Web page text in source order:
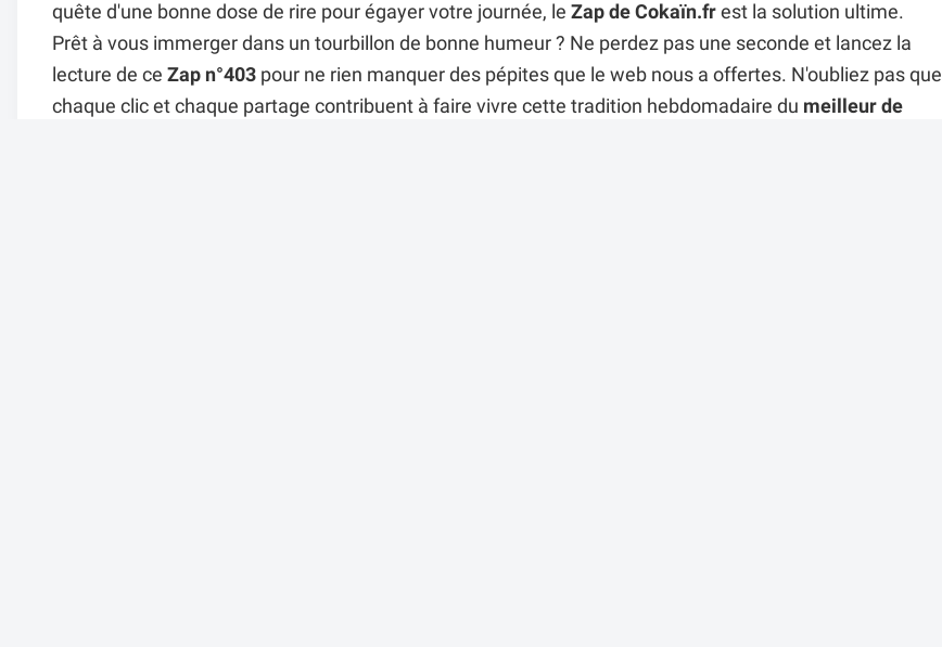
quête d'une bonne dose de rire pour égayer votre journée, le Zap de Cokaïn.fr est la solution ultime.
Prêt à vous immerger dans un tourbillon de bonne humeur ? Ne perdez pas une seconde et lancez la
lecture de ce Zap n°403 pour ne rien manquer des pépites que le web nous a offertes. N'oubliez pas que
chaque clic et chaque partage contribuent à faire vivre cette tradition hebdomadaire du meilleur de